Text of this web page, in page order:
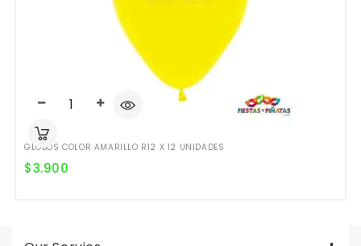
GLOBOS COLOR AMARILLO R12 X 12 UNIDADES
$3.900